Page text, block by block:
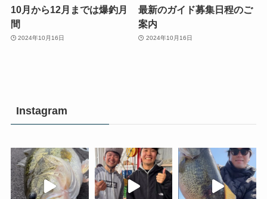
10月から12月までは爆釣月
間
2024年10月16日
最新のガイド募集日程のご
案内
2024年10月16日
Instagram